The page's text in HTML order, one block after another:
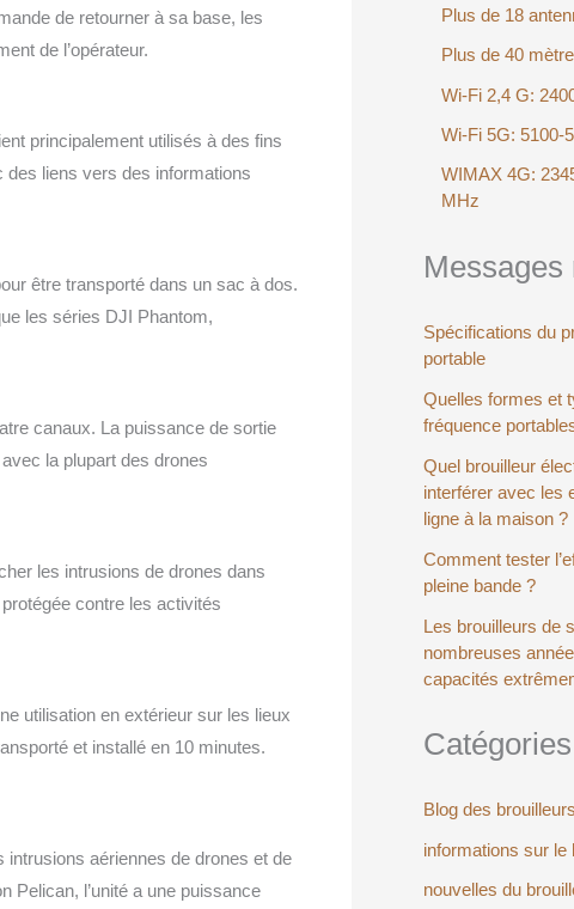
de retourner à sa base, les
de l’opérateur.
principalement utilisés à des fins
des liens vers des informations
être transporté dans un sac à dos.
les séries DJI Phantom,
canaux. La puissance de sortie
la plupart des drones
les intrusions de drones dans
contre les activités
utilisation en extérieur sur les lieux
et installé en 10 minutes.
aériennes de drones et de
Pelican, l’unité a une puissance
Plus de 18
Plus de 40
Wi-Fi 2,4 G:
Wi-Fi 5G: 5100-
WIMAX 4G:
MHz
Messages
Spécifications du
portable
Quelles formes et
fréquence
Quel brouilleur
interférer avec les
ligne à la maison ?
Comment tester
pleine bande ?
Les brouilleurs de
nombreuses
capacités
Catégories
Blog des brouilleurs
informations sur le
nouvelles du